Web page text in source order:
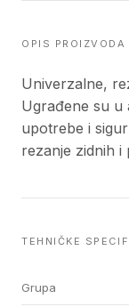
OPIS PROIZVODA
Univerzalne,
Ugrađene su u
upotrebe i
rezanje zidnih i
TEHNIČKE
Grupa